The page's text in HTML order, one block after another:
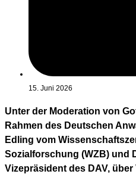
15. Juni 2026
Unter der Moderation von
Rahmen des Deutschen
Edling vom
Sozialforschung (WZB) und
Vizepräsident des DAV, über